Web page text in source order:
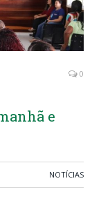
e
0
NOTÍCIAS